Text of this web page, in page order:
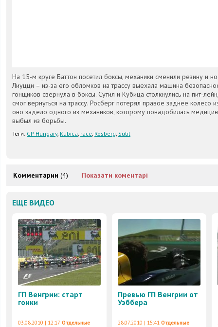
На 15-м круге Баттон посетил боксы, механики сменили резину и
Лиуцци – из-за его обломков на трассу выехала машина
гонщиков свернула в боксы. Сутил и Кубица столкнулись на пит-
смог вернуться на трассу. Росберг потерял правое заднее колесо
оно задело одного из механиков, которому понадобилась
выбыл из борьбы.
Теги: GP Hungary, Kubica, race, Rosberg, Sutil
Комментарии (4) Показати коментарі
ЕЩЕ ВИДЕО
ГП Венгрии: старт
гонки
03.08.2010 | 12:17 Отдельные
Превью ГП Венгрии от
Уэббера
28.07.2010 | 15:41 Отдельные